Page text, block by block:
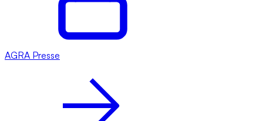
AGRA Presse